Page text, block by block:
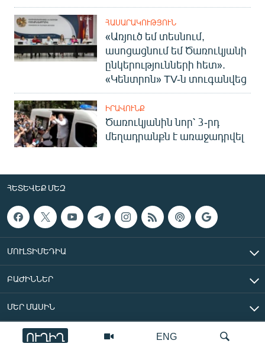
ENG
ՈՒՂԻՂ
ՀԱՍԱՐԱԿՈՒԹՅՈՒՆ
«Առյուծ եմ տեսնում,
ասոցացնում եմ Ծառուկյանի
ընկերությունների հետ».
«Կենտրոն» TV-ն տուգանվեց
ԻՐԱՎՈՒՆՔ
Ծառուկյանին նոր՝ 3-րդ
մեղադրանքն է առաջադրվել
ՀԵՏԵՎԵՔ ՄԵԶ
ՄՈՒԼՏԻՄԵԴԻԱ
ԲԱԺԻՆՆԵՐ
ՄԵՐ ՄԱՍԻՆ
«Ազատ Եվրոպա/Ազատություն» ռադիոկայան © 2026